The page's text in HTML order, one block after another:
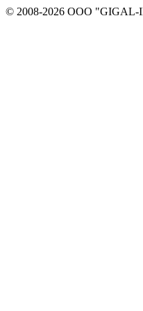
© 2008-2026 ООО "GIGAL-